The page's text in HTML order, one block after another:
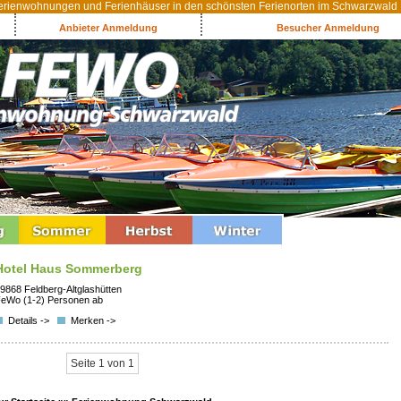
und Ferienhäuser in den schönsten Ferienorten im Schwarzwald
Anbieter Anmeldung Besucher Anmeldung
Haus Sommerberg
Feldberg-Altglashütten
(1-2) Personen ab
Details ->
Merken ->
Seite 1 von 1